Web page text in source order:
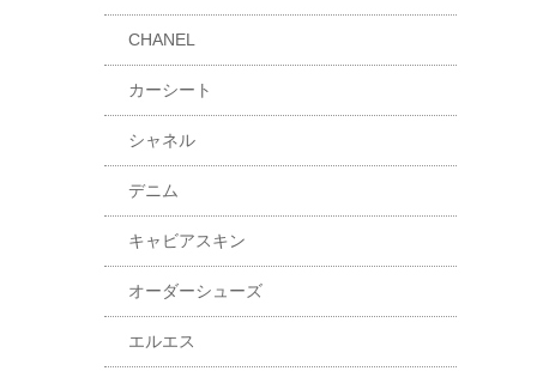
CHANEL
カーシート
シャネル
デニム
キャビアスキン
オーダーシューズ
エルエス